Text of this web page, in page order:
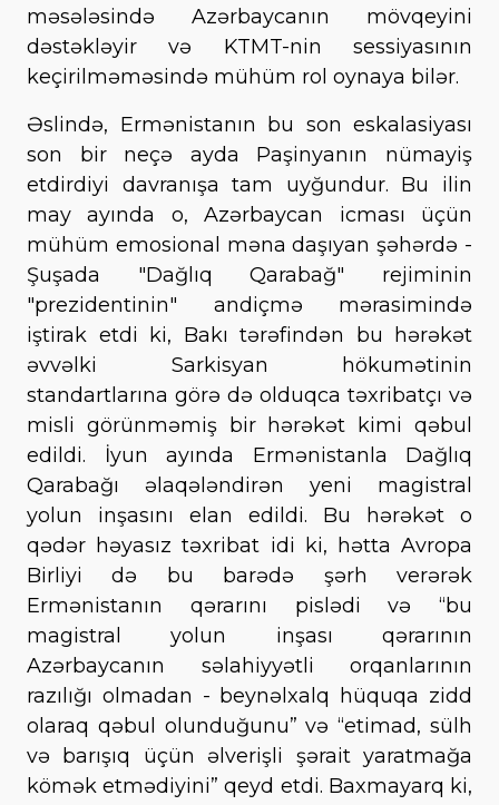
məsələsində Azərbaycanın mövqeyini
dəstəkləyir və KTMT-nin sessiyasının
keçirilməməsində mühüm rol oynaya bilər.
Əslində, Ermənistanın bu son eskalasiyası
son bir neçə ayda Paşinyanın nümayiş
etdirdiyi davranışa tam uyğundur. Bu ilin
may ayında o, Azərbaycan icması üçün
mühüm emosional məna daşıyan şəhərdə -
Şuşada "Dağlıq Qarabağ" rejiminin
"prezidentinin" andiçmə mərasimində
iştirak etdi ki, Bakı tərəfindən bu hərəkət
əvvəlki Sarkisyan hökumətinin
standartlarına görə də olduqca təxribatçı və
misli görünməmiş bir hərəkət kimi qəbul
edildi. İyun ayında Ermənistanla Dağlıq
Qarabağı əlaqələndirən yeni magistral
yolun inşasını elan edildi. Bu hərəkət o
qədər həyasız təxribat idi ki, hətta Avropa
Birliyi də bu barədə şərh verərək
Ermənistanın qərarını pislədi və “bu
magistral yolun inşası qərarının
Azərbaycanın səlahiyyətli orqanlarının
razılığı olmadan - beynəlxalq hüquqa zidd
olaraq qəbul olunduğunu” və “etimad, sülh
və barışıq üçün əlverişli şərait yaratmağa
kömək etmədiyini” qeyd etdi. Baxmayarq ki,